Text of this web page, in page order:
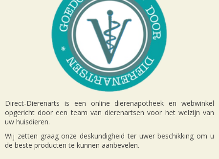
Direct-Dierenarts is een online dierenapotheek en webwinkel
opgericht door een team van dierenartsen voor het welzijn van
uw huisdieren.
Wij zetten graag onze deskundigheid ter uwer beschikking om u
de beste producten te kunnen aanbevelen.